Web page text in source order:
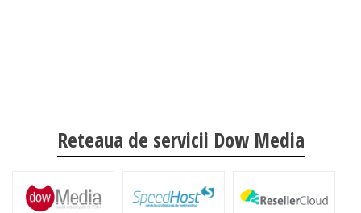
Reteaua de servicii Dow Media